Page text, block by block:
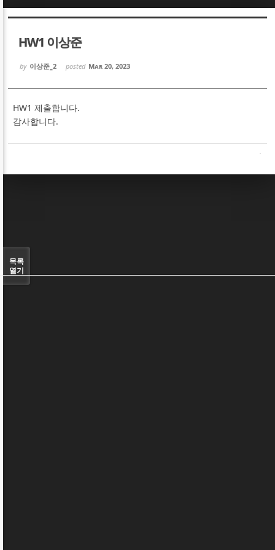
HW1 이상준
by 이상준_2 posted Mar 20, 2023
HW1 제출합니다.
감사합니다.
목록
열기
Sketchbook5, 스케치북5
Sketchbook5, 스케치북5
Sketchbook5, 스케치북5
Sketchbook5, 스케치북5